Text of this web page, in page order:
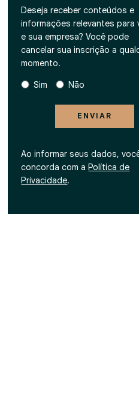
Deseja receber conteúdos e
informações relevantes para
e sua empresa? Você pode
cancelar sua inscrição a
momento.
Sim
Não
ENVIAR
Ao informar seus dados,
concorda com aPolítica de
Privacidade.